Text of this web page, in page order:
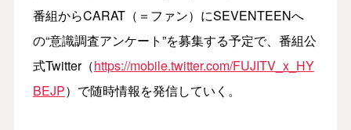
番組からCARAT（＝ファン）にSEVENTEENへ
の“意識調査アンケート”を募集する予定で、番組公
式Twitter（https://mobile.twitter.com/FUJITV_x_HY
BEJP）で随時情報を発信していく。